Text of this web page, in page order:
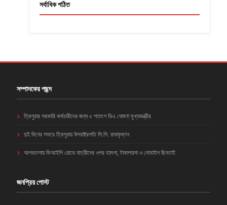
সর্বাধিক পঠিত
সম্পাদকের পছন্দ
ত্রিপুরার সরকারি কর্মচারীদের জন্য ৫ শতাংশ ডিএ ঘোষণা মুখ্যমন্ত্রীর
দুই দিনের সফরে ত্রিপুরায় উপরাষ্ট্রপতি সি.পি. রাধাকৃষ্ণন
আগরতলায় ভিআইপি রোডে যাত্রীদের ওপর হামলা, টাকাপয়সা ও মোবাইল ছিনতাই
জনপ্রিয় পোস্ট